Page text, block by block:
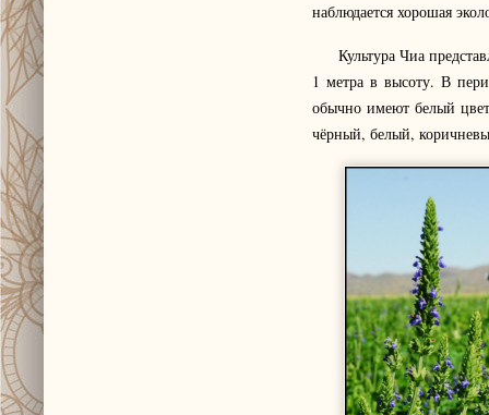
наблюдается хорошая
Культура Чиа
1 метра в высоту. В
обычно имеют белый
чёрный, белый,